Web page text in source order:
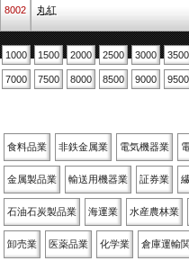
8002 丸紅
1000 1500 2000 2500 3000 3500
7000 7500 8000 8500 9000 9500
食料品業 非鉄金属業 電気機器業
金属製品業 輸送用機器業 証券業
石油石炭製品業 海運業 水産農林業
卸売業 医薬品業 化学業 倉庫運輸